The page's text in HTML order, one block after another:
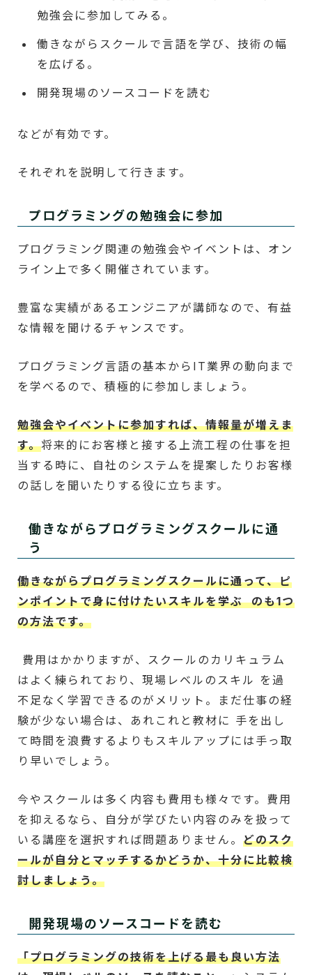
勉強会に参加してみる。
働きながらスクールで言語を学び、技術の幅
を広げる。
開発現場のソースコードを読む
などが有効です。
それぞれを説明して行きます。
プログラミングの勉強会に参加
プログラミング関連の勉強会やイベントは、オン
ライン上で多く開催されています。
豊富な実績があるエンジニアが講師なので、有益
な情報を聞けるチャンスです。
プログラミング言語の基本からIT業界の動向まで
を学べるので、積極的に参加しましょう。
勉強会やイベントに参加すれば、情報量が増えま
す。将来的にお客様と接する上流工程の仕事を担
当する時に、自社のシステムを提案したりお客様
の話しを聞いたりする役に立ちます。
働きながらプログラミングスクールに通
う
働きながらプログラミングスクールに通って、ピ
ンポイントで身に付けたいスキルを学ぶ のも1つ
の方法です。
費用はかかりますが、スクールのカリキュラム
はよく練られており、現場レベルのスキル を過
不足なく学習できるのがメリット。まだ仕事の経
験が少ない場合は、あれこれと教材に 手を出し
て時間を浪費するよりもスキルアップには手っ取
り早いでしょう。
今やスクールは多く内容も費用も様々です。費用
を抑えるなら、自分が学びたい内容のみを扱って
いる講座を選択すれば問題ありません。 どのスク
ールが自分とマッチするかどうか、十分に比較検
討しましょう。
開発現場のソースコードを読む
「プログラミングの技術を上げる最も良い方法